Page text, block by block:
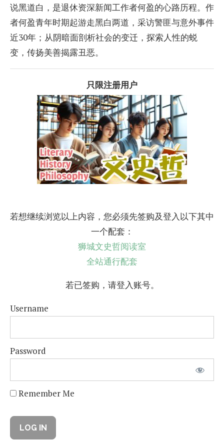
说黑道白，是退休资深新闻工作者何盈的心路历程。作
者何盈青年时期起游走黑白两道，采访警匪与意外事件
近30年；从阴暗面剖析社会的变迁，探索人性的蜕
变，传扬美善揭露丑恶。
只限注册用户
若想继续浏览以上内容，您必须先签购及登入以下其中
一个配套：
狮城文史哲阅读室
全站通行配套
若已签购，请登入账号。
Username
Password
Remember Me